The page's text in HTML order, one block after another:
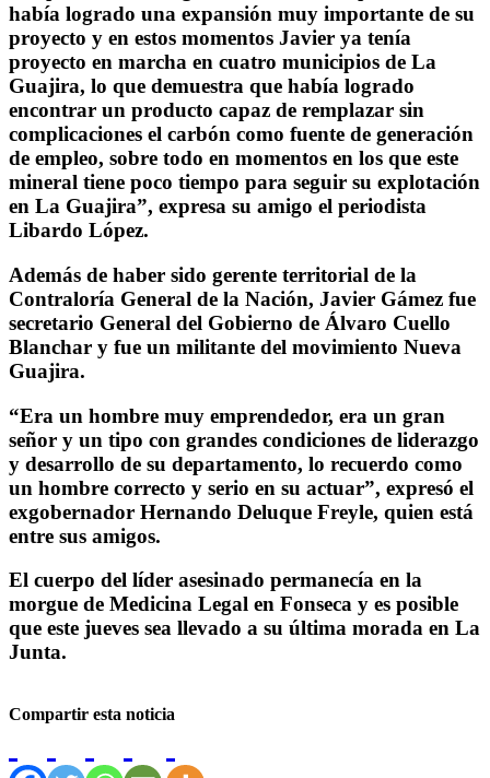
había logrado una expansión muy importante de su
proyecto y en estos momentos Javier ya tenía
proyecto en marcha en cuatro municipios de La
Guajira, lo que demuestra que había logrado
encontrar un producto capaz de remplazar sin
complicaciones el carbón como fuente de generación
de empleo, sobre todo en momentos en los que este
mineral tiene poco tiempo para seguir su explotación
en La Guajira”, expresa su amigo el periodista
Libardo López.
Además de haber sido gerente territorial de la
Contraloría General de la Nación, Javier Gámez fue
secretario General del Gobierno de Álvaro Cuello
Blanchar y fue un militante del movimiento Nueva
Guajira.
“Era un hombre muy emprendedor, era un gran
señor y un tipo con grandes condiciones de liderazgo
y desarrollo de su departamento, lo recuerdo como
un hombre correcto y serio en su actuar”, expresó el
exgobernador Hernando Deluque Freyle, quien está
entre sus amigos.
El cuerpo del líder asesinado permanecía en la
morgue de Medicina Legal en Fonseca y es posible
que este jueves sea llevado a su última morada en La
Junta.
Compartir esta noticia